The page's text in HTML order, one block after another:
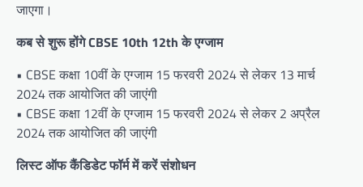
जाएगा।
कब से शुरू होंगे CBSE 10th 12th के एग्जाम
• CBSE कक्षा 10वीं के एग्जाम 15 फरवरी 2024 से लेकर 13 मार्च
2024 तक आयोजित की जाएंगी
• CBSE कक्षा 12वीं के एग्जाम 15 फरवरी 2024 से लेकर 2 अप्रैल
2024 तक आयोजित की जाएंगी
लिस्ट ऑफ कैंडिडेट फॉर्म में करें संशोधन